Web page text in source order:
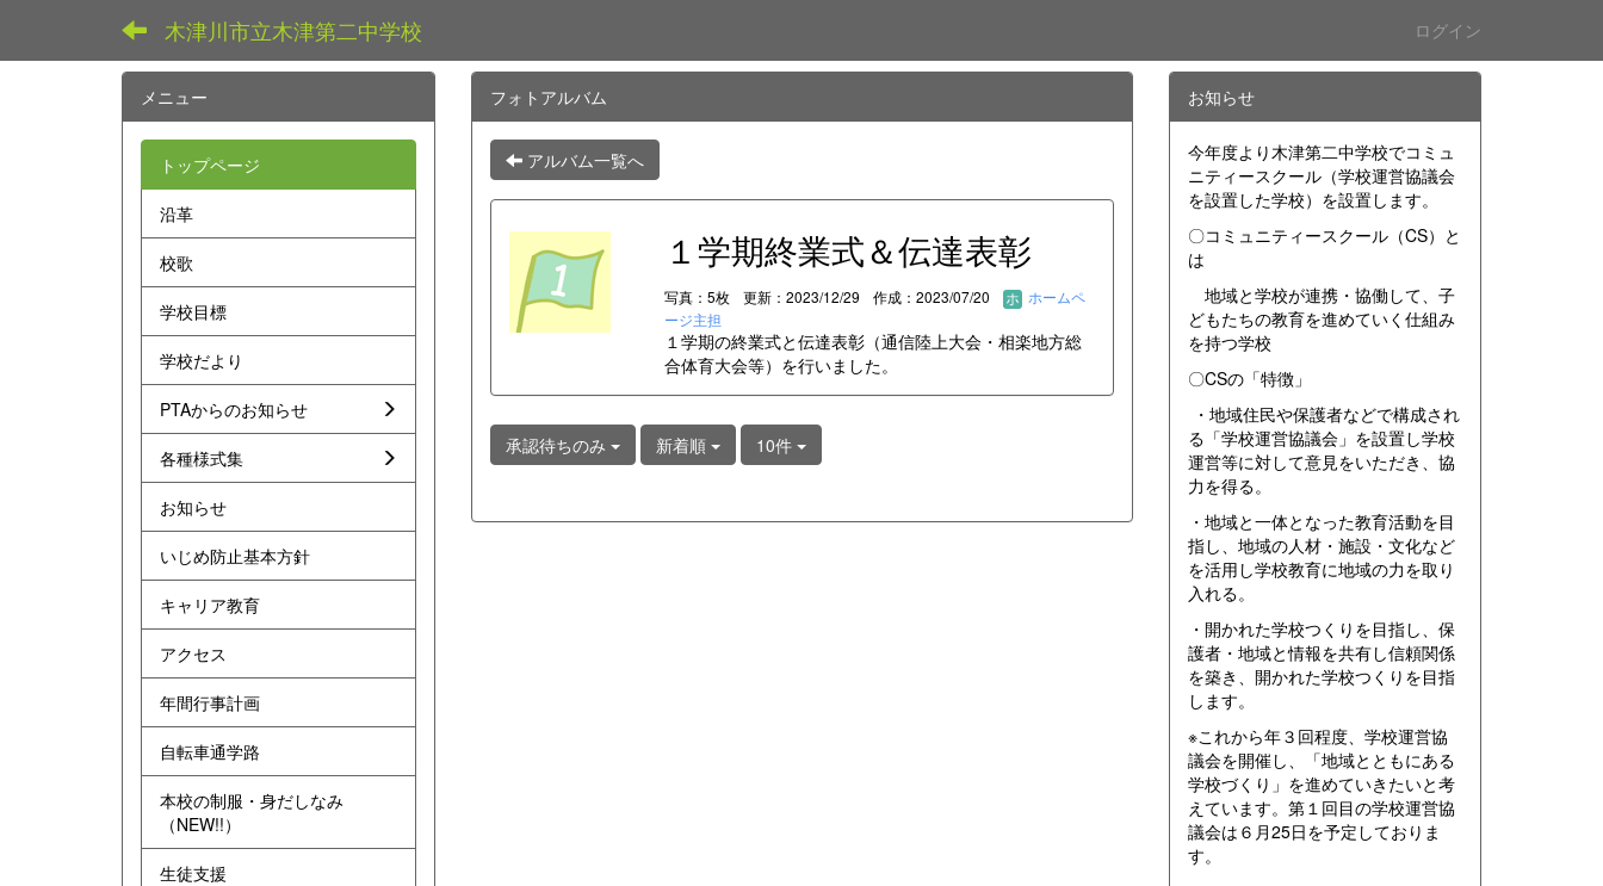
木津川市立木津第二中学校 ログイン
フォトアルバム
アルバム一覧へ
１学期終業式＆伝達表彰
写真：5枚 更新：2023/12/29 作成：2023/07/20
ホームペ
ージ主担
１学期の終業式と伝達表彰（通信陸上大会・相楽地方総
合体育大会等）を行いました。
承認待ちのみ 新着順 10件
メニュー
トップページ
沿革
校歌
学校目標
学校だより
PTAからのお知らせ
各種様式集
お知らせ
いじめ防止基本方針
キャリア教育
アクセス
年間行事計画
自転車通学路
本校の制服・身だしなみ
（NEW!!）
生徒支援
お知らせ
今年度より木津第二中学校でコミュ
ニティースクール（学校運営協議会
を設置した学校）を設置します。
〇コミュニティースクール（CS）と
は
地域と学校が連携・協働して、子
どもたちの教育を進めていく仕組み
を持つ学校
〇CSの「特徴」
・地域住民や保護者などで構成され
る「学校運営協議会」を設置し学校
運営等に対して意見をいただき、協
力を得る。
・地域と一体となった教育活動を目
指し、地域の人材・施設・文化など
を活用し学校教育に地域の力を取り
入れる。
・開かれた学校つくりを目指し、保
護者・地域と情報を共有し信頼関係
を築き、開かれた学校つくりを目指
します。
※これから年３回程度、学校運営協
議会を開催し、「地域とともにある
学校づくり」を進めていきたいと考
えています。第１回目の学校運営協
議会は６月25日を予定しておりま
す。